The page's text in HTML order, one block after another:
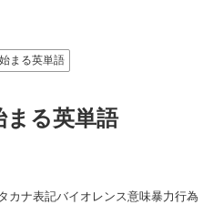
まる英単語
まる英単語
カナ表記バイオレンス意味暴力行為